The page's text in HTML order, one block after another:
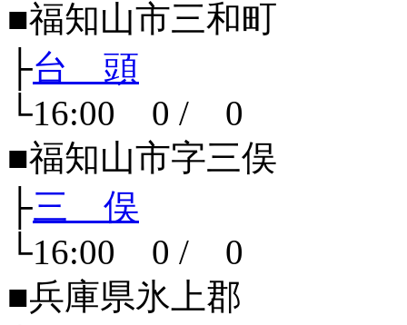
■福知山市三和町
├台 頭
└16:00 0 / 0
■福知山市字三俣
├三 俣
└16:00 0 / 0
■兵庫県氷上郡